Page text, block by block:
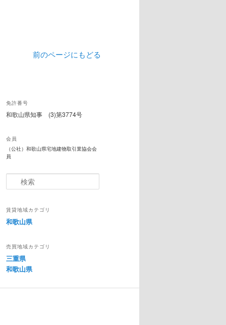
前のページにもどる
免許番号
和歌山県知事 (3)第3774号
会員
（公社）和歌山県宅地建物取引業協会会
員
索
賃貸地域カテゴリ
和歌山県
売買地域カテゴリ
三重県
和歌山県